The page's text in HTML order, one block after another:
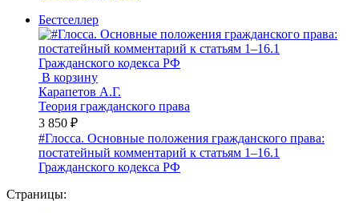
Бестселлер
В корзину
Карапетов А.Г.
Теория гражданского права
3 850 ₽
#Глосса. Основные положения гражданского права:
постатейный комментарий к статьям 1–16.1
Гражданского кодекса РФ
Страницы: